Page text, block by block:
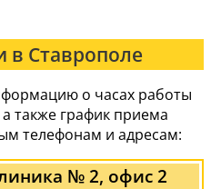
в Ставрополе
о часах работы
также график приема
телефонам и адресам:
№ 2, офис 2